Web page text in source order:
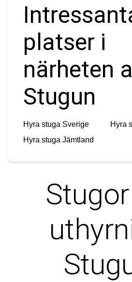
platser i
närheten
Stugun
Hyra stuga Sverige Hyra
Hyra stuga Jämtland